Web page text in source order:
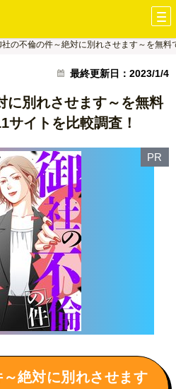
社の不倫の件～絶対に別れさせます～を無
最終更新日：2023/1/4
に別れさせます～を無料
サイトを比較調査！
PR
～絶対に別れさせます